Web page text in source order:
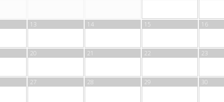
13 14 15 16
20 21 22 23
27 28 29 30